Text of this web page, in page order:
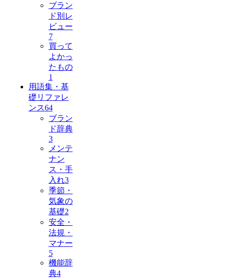
ブラン
ド別レ
ビュー
7
買って
よかっ
たもの
1
用語集・基
礎リファレ
ンス64
ブラン
ド辞典
3
メンテ
ナン
ス・手
入れ3
季節・
気象の
基礎2
安全・
法規・
マナー
5
機能辞
典4